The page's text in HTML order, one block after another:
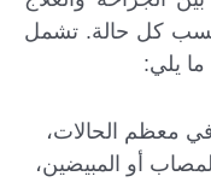
حسب كل حالة. تشمل
يلي:
معظم الحالات،
أو المبيضين،